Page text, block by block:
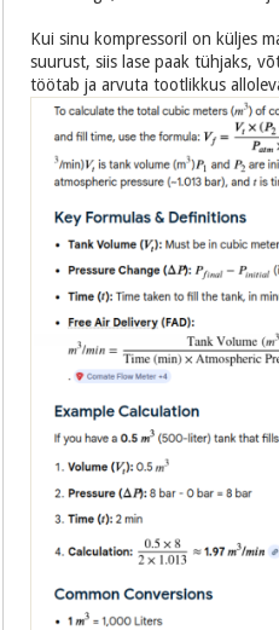
Kui sinu kompressoril on küljes
suurust, siis lase paak tühjaks,
töötab ja arvuta tootlikkus